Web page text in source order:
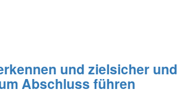
und zielsicher und
Abschluss führen